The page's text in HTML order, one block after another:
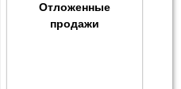
Отложенные
продажи